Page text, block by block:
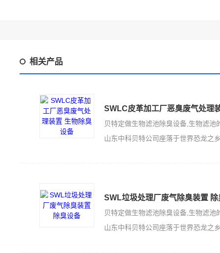
相关产品
SWLC皮革加工厂恶臭废气处理
山东中科贝特公司座落于世界恐龙之乡的山东诸城，是一家集科技开发、生产
SWL垃圾处理厂废气除臭装置 除
山东中科贝特公司座落于世界恐龙之乡的山东诸城，是一家集科技开发、生产